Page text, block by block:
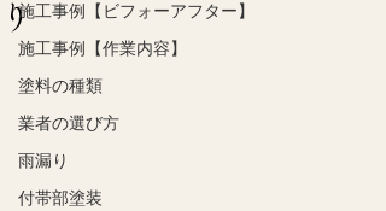
施工事例【ビフォーアフター】
施工事例【作業内容】
塗料の種類
業者の選び方
雨漏り
付帯部塗装
り